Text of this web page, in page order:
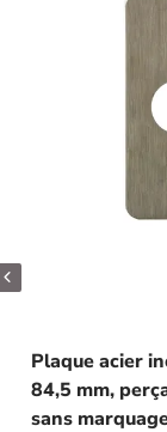
Plaque acier
84,5 mm,
sans